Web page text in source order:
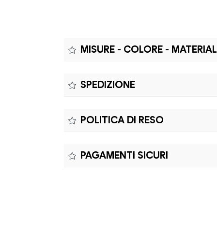
MISURE - COLORE -
SPEDIZIONE
richiedere riparazioni o sostituzioni senza
POLITICA DI RESO
Il prodotto è coperto da garanzia legale di
PAGAMENTI SICURI